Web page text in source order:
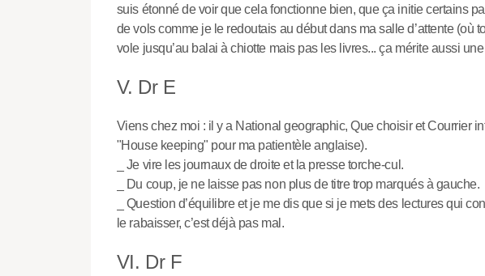
suis étonné de voir que cela fonctionne bien, que ça initie certains
de vols comme je le redoutais au début dans ma salle d’attente (où
vole jusqu’au balai à chiotte mais pas les livres... ça mérite aussi
V. Dr E
Viens chez moi : il y a National geographic, Que choisir et Courrier
"House keeping" pour ma patientèle anglaise).
_ Je vire les journaux de droite et la presse torche-cul.
_ Du coup, je ne laisse pas non plus de titre trop marqués à gauche.
_ Question d’équilibre et je me dis que si je mets des lectures qui
le rabaisser, c’est déjà pas mal.
VI. Dr F